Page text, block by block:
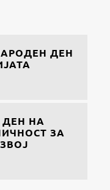
ДЕН
ДЕН НА
ЗА